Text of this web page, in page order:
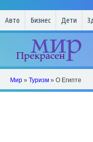
Авто Бизнес Дети
Мир » Туризм » О Египте